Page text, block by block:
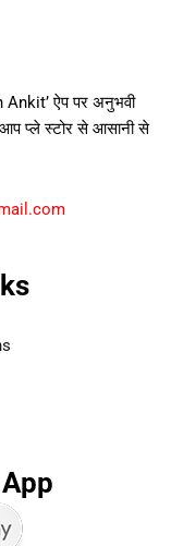
Ankit’ ऐप पर अनुभवी
आप प्ले स्टोर से आसानी से